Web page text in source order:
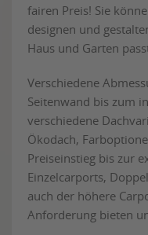
fairen Preis! Sie
designen und
Haus und Garten
Verschiedene
Seitenwand bis zum
verschiedene
Ökodach,
Preiseinstieg bis zur
Einzelcarports,
auch der höhere
Anforderung bieten